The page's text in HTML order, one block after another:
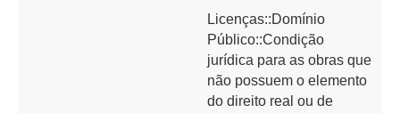
Licenças::Domínio
Público::Condição
jurídica para as obras que
não possuem o elemento
do direito real ou de